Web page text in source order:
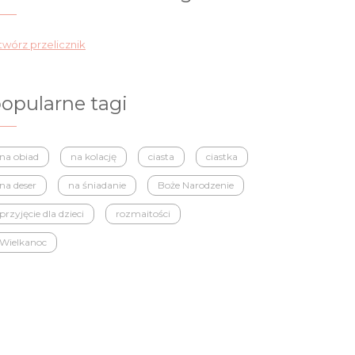
przelicznik
tagi
na obiad na kolację ciasta ciastka
na deser na śniadanie Boże Narodzenie
przyjęcie dla dzieci rozmaitości
Wielkanoc